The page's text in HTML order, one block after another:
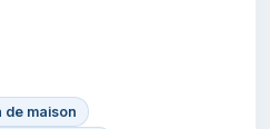
de maison